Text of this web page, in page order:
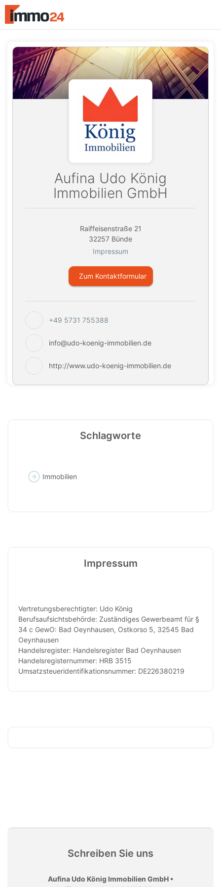
Accessibility
Modus
Navigation
zum
Inhalt
Aufina Udo König
Immobilien GmbH
Raiffeisenstraße 21
32257 Bünde
Impressum
Zum Kontaktformular
+49 5731 755388
info@udo-koenig-immobilien.de
http://www.udo-koenig-immobilien.de
Schlagworte
Immobilien
Impressum
Vertretungsberechtigter: Udo König
Berufsaufsichtsbehörde: Zuständiges Gewerbeamt für §
34 c GewO: Bad Oeynhausen, Ostkorso 5, 32545 Bad
Oeynhausen
Handelsregister: Handelsregister Bad Oeynhausen
Handelsregisternummer: HRB 3515
Umsatzsteueridentifikationsnummer: DE226380219
Schreiben Sie uns
Aufina Udo König Immobilien GmbH •